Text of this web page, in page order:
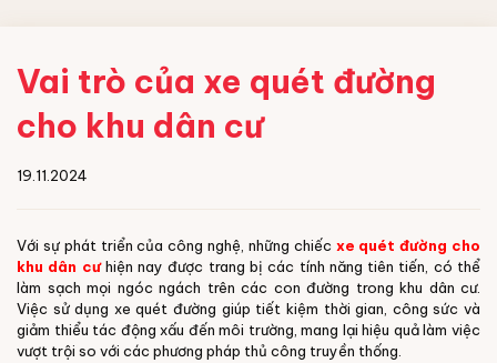
Vai trò của xe quét đường
cho khu dân cư
19.11.2024
Với sự phát triển của công nghệ, những chiếc xe quét đường cho
khu dân cư hiện nay được trang bị các tính năng tiên tiến, có thể
làm sạch mọi ngóc ngách trên các con đường trong khu dân cư.
Việc sử dụng xe quét đường giúp tiết kiệm thời gian, công sức và
giảm thiểu tác động xấu đến môi trường, mang lại hiệu quả làm việc
vượt trội so với các phương pháp thủ công truyền thống.